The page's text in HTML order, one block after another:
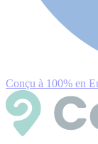
Conçu à 100% en